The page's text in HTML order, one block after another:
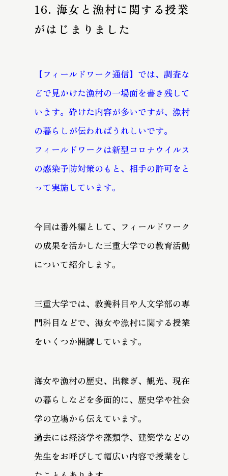
16. 海女と漁村に関する授業
がはじまりました
【フィールドワーク通信】では、調査な
どで見かけた漁村の一場面を書き残して
います。砕けた内容が多いですが、漁村
の暮らしが伝わればうれしいです。
フィールドワークは新型コロナウイルス
の感染予防対策のもと、相手の許可をと
って実施しています。
今回は番外編として、フィールドワーク
の成果を活かした三重大学での教育活動
について紹介します。
三重大学では、教養科目や人文学部の専
門科目などで、海女や漁村に関する授業
をいくつか開講しています。
海女や漁村の歴史、出稼ぎ、観光、現在
の暮らしなどを多面的に、歴史学や社会
学の立場から伝えています。
過去には経済学や藻類学、建築学などの
先生をお呼びして幅広い内容で授業をし